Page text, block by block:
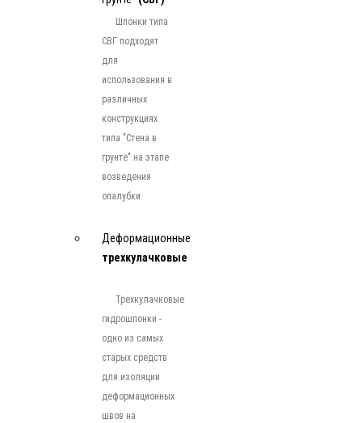
Шпонки типа
СВГ подходят
для
использования в
различных
конструкциях
типа "Стена в
грунте" на этапе
возведения
опалубки.
Деформационные
трехкулачковые
Трехкулачковые
гидрошпонки -
одно из самых
старых средств
для изоляции
деформационных
швов на